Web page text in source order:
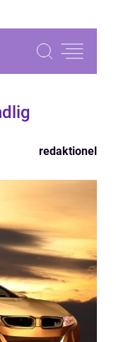
redaktionel